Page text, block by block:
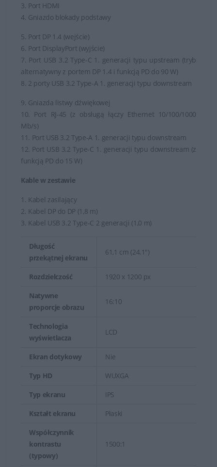
3. Port HDMI
4. Gniazdo blokady podstawy
5. Port DP 1.4 (wejście)
6. Port DisplayPort (wyjście)
7. Port USB 3.2 Type-C 1. generacji typu upstream (tryb
alternatywny z portem DP 1.4 i funkcją PD do 90 W)
8. 2 porty USB 3.2 Type-A 1. generacji typu downstream
9. Gniazda listwy dźwiękowej
10. Port RJ-45 (z obsługą łączy Ethernet 10/100/1000
Mb/s)
11. Port USB 3.2 Type-A 1. generacji typu downstream
12. Port USB 3.2 Type-C 1. generacji typu downstream (z
funkcją PD do 15 W)
Kable w zestawie
1. Kabel zasilający
2. Kabel DP do DP (1,8 m)
3. Kabel USB 3.2 Type-C 2 generacji (1,0 m)
Długość
przekątnej ekranu
61,1 cm (24.1")
Rozdzielczość 1920 x 1200 px
Natywne
proporcje obrazu
16:10
Technologia
wyświetlacza
LCD
Ekran dotykowy Nie
Typ HD WUXGA
Typ ekranu IPS
Kształt ekranu Płaski
Współczynnik
kontrastu
(typowy)
1500:1